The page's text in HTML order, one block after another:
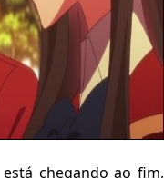
chegando ao fim,